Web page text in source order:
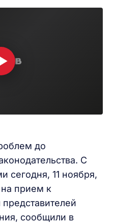
до
С
сегодня, 11 ноября,
прием к
сообщили в